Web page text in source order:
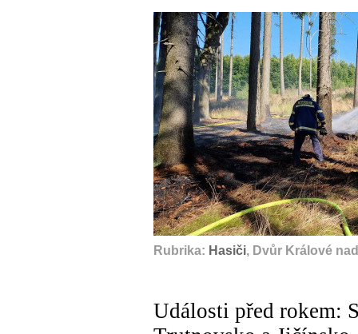
Rubrika: Hasiči, Dvůr Králové
Události před rokem: